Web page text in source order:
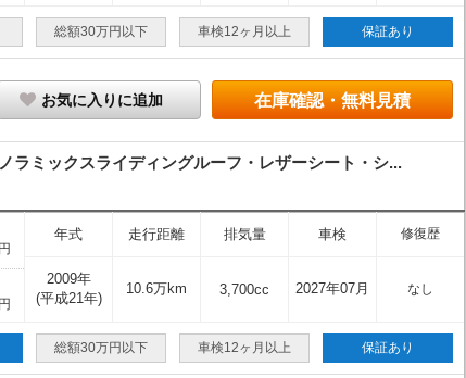
総額30万円以下 車検12ヶ月以上 保証あり
在庫確認・無料見積
お気に入りに追加
ラミックスライディングルーフ・レザーシート・シ...
年式 走行距離 排気量 車検 修復歴
2009年
(平成21年)
10.6万km 3,700cc 2027年07月 なし
総額30万円以下 車検12ヶ月以上 保証あり